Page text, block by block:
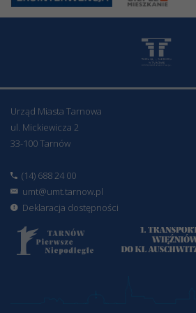
Urząd Miasta Tarnowa
ul. Mickiewicza 2
33-100 Tarnów
(14) 688 24 00
umt@umt.tarnow.pl
Deklaracja dostępności